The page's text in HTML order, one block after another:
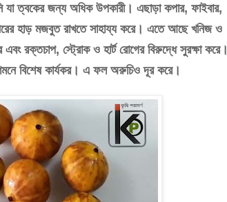
যা ত্বকের জন্য অধিক উপকারী। এছাড়া কপার, ফাইবার,
হাড় মজবুত রাখতে সাহায্য করে। এতে আছে খনিজ ও
এবং রক্তচাপ, স্ট্রোক ও হার্ট রোগের বিরুদ্ধে সুরক্ষা করে।
বিশেষ কার্যকর। এ ফল অরুচিও দূর করে।